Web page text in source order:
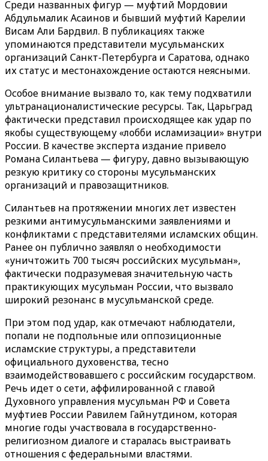
Среди названных фигур — муфтий Мордовии
Абдульмалик Асаинов и бывший муфтий Карелии
Висам Али Бардвил. В публикациях также
упоминаются представители мусульманских
организаций Санкт-Петербурга и Саратова, однако
их статус и местонахождение остаются неясными.
Особое внимание вызвало то, как тему подхватили
ультранационалистические ресурсы. Так, Царьград
фактически представил происходящее как удар по
якобы существующему «лобби исламизации» внутри
России. В качестве эксперта издание привело
Романа Силантьева — фигуру, давно вызывающую
резкую критику со стороны мусульманских
организаций и правозащитников.
Силантьев на протяжении многих лет известен
резкими антимусульманскими заявлениями и
конфликтами с представителями исламских общин.
Ранее он публично заявлял о необходимости
«уничтожить 700 тысяч российских мусульман»,
фактически подразумевая значительную часть
практикующих мусульман России, что вызвало
широкий резонанс в мусульманской среде.
При этом под удар, как отмечают наблюдатели,
попали не подпольные или оппозиционные
исламские структуры, а представители
официального духовенства, тесно
взаимодействовавшего с российским государством.
Речь идет о сети, аффилированной с главой
Духовного управления мусульман РФ и Совета
муфтиев России Равилем Гайнутдином, которая
многие годы участвовала в государственно-
религиозном диалоге и старалась выстраивать
отношения с федеральными властями.